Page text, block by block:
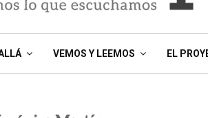
VEMOS Y LEEMOS EL